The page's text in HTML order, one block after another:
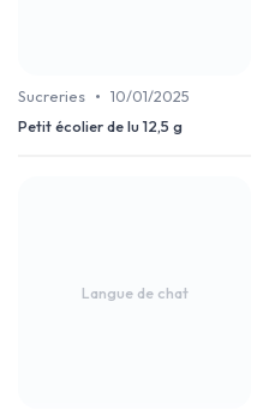
Sucreries • 10/01/2025
Petit écolier de lu 12,5 g
Langue de chat